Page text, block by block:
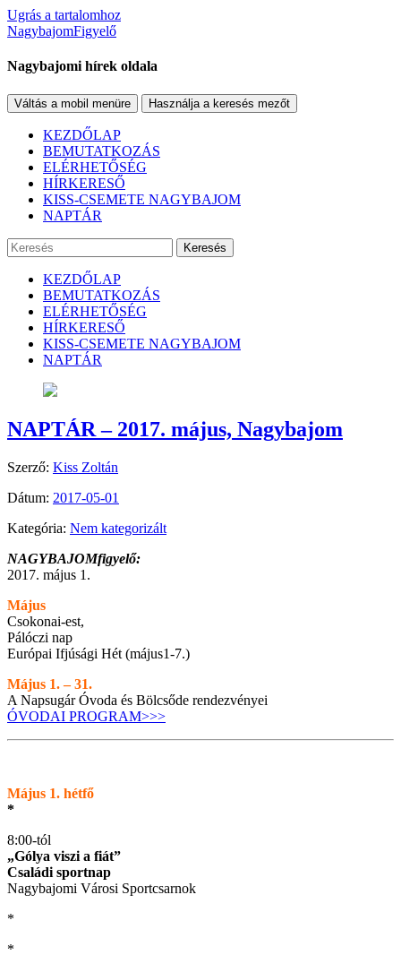
Ugrás a tartalomhoz
NagybajomFigyelő
Nagybajomi hírek oldala
Váltás a mobil menüre Használja a keresés mezőt
KEZDŐLAP
BEMUTATKOZÁS
ELÉRHETŐSÉG
HÍRKERESŐ
KISS-CSEMETE NAGYBAJOM
NAPTÁR
Keresés
KEZDŐLAP
BEMUTATKOZÁS
ELÉRHETŐSÉG
HÍRKERESŐ
KISS-CSEMETE NAGYBAJOM
NAPTÁR
NAPTÁR – 2017. május, Nagybajom
Szerző: Kiss Zoltán
Dátum: 2017-05-01
Kategória: Nem kategorizált
NAGYBAJOMfigyelő:
2017. május 1.
Május
Csokonai-est,
Pálóczi nap
Európai Ifjúsági Hét (május1-7.)
Május 1. – 31.
A Napsugár Óvoda és Bölcsőde rendezvényei
ÓVODAI PROGRAM>>>
Május 1. hétfő
*
8:00-tól
„Gólya viszi a fiát”
Családi sportnap
Nagybajomi Városi Sportcsarnok
*
*